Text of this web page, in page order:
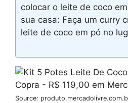
colocar o leite de coco
sua casa: Faça um curry
leite de coco em pó no
Source: